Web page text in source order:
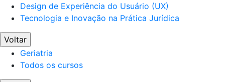
Design de Experiência do Usuário (UX)
Tecnologia e Inovação na Prática Jurídica
Voltar
Geriatria
Todos os cursos